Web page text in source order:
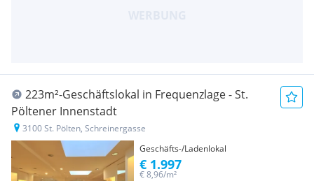
223m²-Geschäftslokal in Frequenzlage - St.
Pöltener Innenstadt
3100 St. Pölten, Schreinergasse
Geschäfts-/Ladenlokal
€ 8,96/m²
€ 1.997